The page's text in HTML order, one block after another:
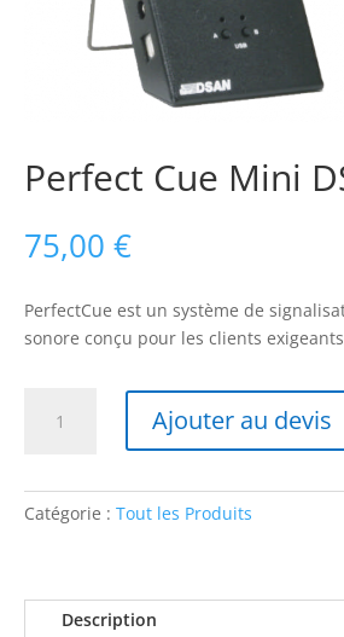
Perfect Cue Mini
75,00 €
PerfectCue est un système de
sonore conçu pour les clients
Mini
Ajouter au devis
Catégorie : Tout les Produits
Description